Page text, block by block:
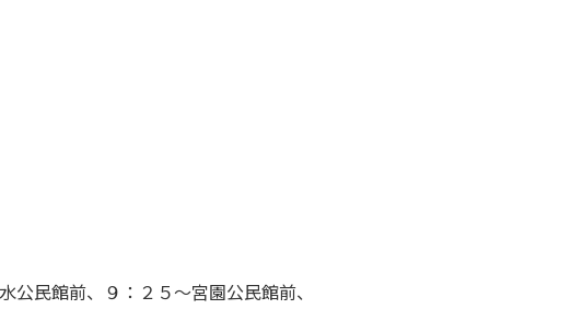
民館前、９：２５〜宮園公民館前、